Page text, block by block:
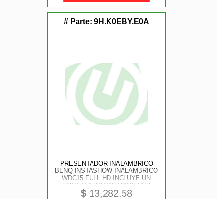
# Parte: 9H.K0EBY.E0A
PRESENTADOR INALAMBRICO
BENQ INSTASHOW INALAMBRICO
WDC15 FULL HD INCLUYE UN
HOST Y 1 BOTON HDMI/ USB
$ 13,282.58